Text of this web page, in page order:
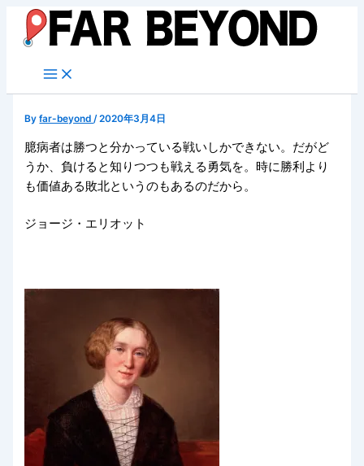
キ
Byfar-beyond/2020年3月4日
臆病者は勝つと分かっている戦いしかできない。だがど
うか、負けると知りつつも戦える勇気を。時に勝利より
も価値ある敗北というのもあるのだから。
ジョージ・エリオット